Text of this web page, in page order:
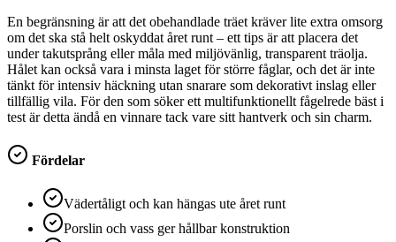
En begränsning är att det obehandlade träet kräver lite extra omsorg
om det ska stå helt oskyddat året runt – ett tips är att placera det
under takutsprång eller måla med miljövänlig, transparent träolja.
Hålet kan också vara i minsta laget för större fåglar, och det är inte
tänkt för intensiv häckning utan snarare som dekorativt inslag eller
tillfällig vila. För den som söker ett multifunktionellt fågelrede bäst i
test är detta ändå en vinnare tack vare sitt hantverk och sin charm.
Fördelar
Vädertåligt och kan hängas ute året runt
Porslin och vass ger hållbar konstruktion